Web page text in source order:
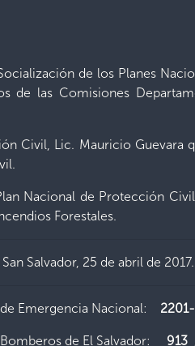
de los Planes
de las Comisiones
Civil, Lic. Mauricio
Nacional de Protección
Forestales.
San Salvador, 25 de abril de 2017.
Emergencia Nacional:
de El Salvador: 913